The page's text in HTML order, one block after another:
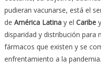
pudieran vacunarse, está el
de América Latinay el Caribe
disparidad y distribución para
fármacos que existen y se
enfrentamiento a la pandemia.